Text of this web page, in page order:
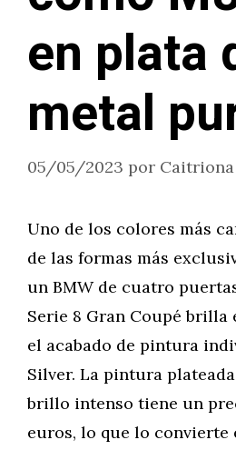
en plata
metal
05/05/2023 por Caitriona
Uno de los colores más
de las formas más
un BMW de cuatro
Serie 8 Gran Coupé brilla
el acabado de pintura
Silver. La pintura
brillo intenso tiene un
euros, lo que lo convierte